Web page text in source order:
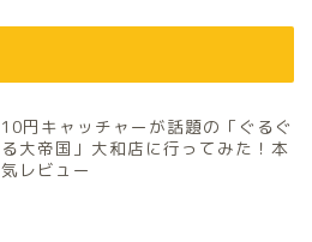
10円キャッチャーが話題の「ぐるぐ
る大帝国」大和店に行ってみた！本
気レビュー